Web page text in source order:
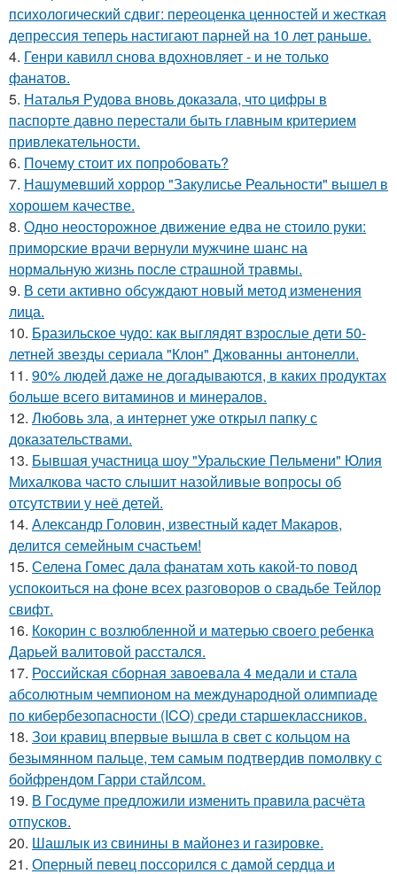
психологический сдвиг: переоценка ценностей и жесткая
депрессия теперь настигают парней на 10 лет раньше.
4. Генри кавилл снова вдохновляет - и не только
фанатов.
5. Наталья Рудова вновь доказала, что цифры в
паспорте давно перестали быть главным критерием
привлекательности.
6. Почему стоит их попробовать?
7. Нашумевший хоррор "Закулисье Реальности" вышел в
хорошем качестве.
8. Одно неосторожное движение едва не стоило руки:
приморские врачи вернули мужчине шанс на
нормальную жизнь после страшной травмы.
9. В сети активно обсуждают новый метод изменения
лица.
10. Бразильское чудо: как выглядят взрослые дети 50-
летней звезды сериала "Клон" Джованны антонелли.
11. 90% людей даже не догадываются, в каких продуктах
больше всего витаминов и минералов.
12. Любовь зла, а интернет уже открыл папку с
доказательствами.
13. Бывшая участница шоу "Уральские Пельмени" Юлия
Михалкова часто слышит назойливые вопросы об
отсутствии у неё детей.
14. Александр Головин, известный кадет Макаров,
делится семейным счастьем!
15. Селена Гомес дала фанатам хоть какой-то повод
успокоиться на фоне всех разговоров о свадьбе Тейлор
свифт.
16. Кокорин с возлюбленной и матерью своего ребенка
Дарьей валитовой расстался.
17. Российская сборная завоевала 4 медали и стала
абсолютным чемпионом на международной олимпиаде
по кибербезопасности (ICO) среди старшеклассников.
18. Зои кравиц впервые вышла в свет с кольцом на
безымянном пальце, тем самым подтвердив помолвку с
бойфрендом Гарри стайлсом.
19. В Госдуме пpeдложили изменить пpaвила расчёта
отпусков.
20. Шашлык из свинины в майонез и газировке.
21. Оперный певец поссорился с дамой сердца и